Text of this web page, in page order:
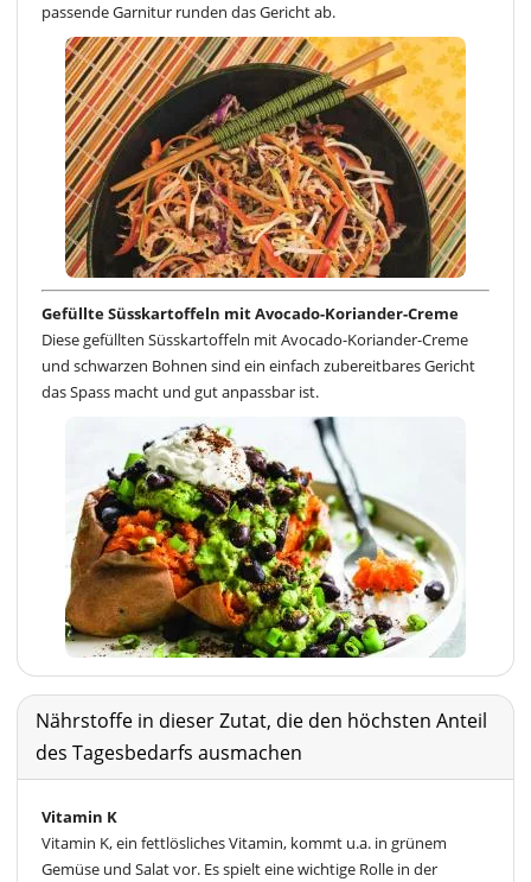
passende Garnitur runden das Gericht ab.
Gefüllte Süsskartoffeln mit Avocado-Koriander-Creme
Diese gefüllten Süsskartoffeln mit Avocado-Koriander-Creme
und schwarzen Bohnen sind ein einfach zubereitbares Gericht
das Spass macht und gut anpassbar ist.
Nährstoffe in dieser Zutat, die den höchsten Anteil
des Tagesbedarfs ausmachen
Vitamin K
Vitamin K, ein fettlösliches Vitamin, kommt u.a. in grünem
Gemüse und Salat vor. Es spielt eine wichtige Rolle in der